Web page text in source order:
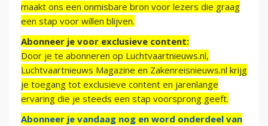
maakt ons een onmisbare bron voor lezers die graag
een stap voor willen blijven.
Abonneer je voor exclusieve content:
Door je te abonneren op Luchtvaartnieuws.nl,
Luchtvaartnieuws Magazine en Zakenreisnieuws.nl krijg
je toegang tot exclusieve content en jarenlange
ervaring die je steeds een stap voorsprong geeft.
Abonneer je vandaag nog en word onderdeel van